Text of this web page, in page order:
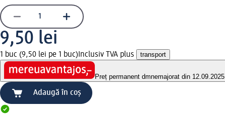
9,50 lei
1 buc (9,50 lei pe 1 buc) Inclusiv TVA plus transport
Preț permanent dmnemajorat din 12.09.2025
Adaugă în coș